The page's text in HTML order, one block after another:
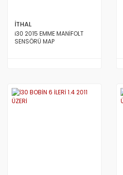
İTHAL
i30 2015 EMME MANİFOLT
SENSÖRÜ MAP